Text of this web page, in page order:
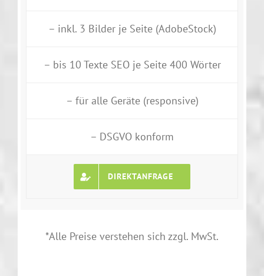
– inkl. 3 Bilder je Seite (AdobeStock)
– bis 10 Texte SEO je Seite 400 Wörter
– für alle Geräte (responsive)
– DSGVO konform
DIREKTANFRAGE
*Alle Preise verstehen sich zzgl. MwSt.